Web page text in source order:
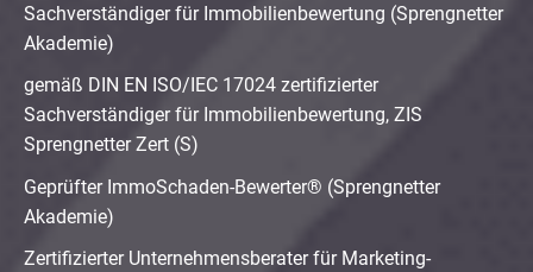
Sachverständiger für Immobilienbewertung (Sprengnetter
Akademie)
gemäß DIN EN ISO/IEC 17024 zertifizierter
Sachverständiger für Immobilienbewertung, ZIS
Sprengnetter Zert (S)
Geprüfter ImmoSchaden-Bewerter® (Sprengnetter
Akademie)
Zertifizierter Unternehmensberater für Marketing-